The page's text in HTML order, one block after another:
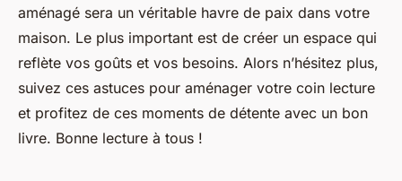
aménagé sera un véritable havre de paix dans votre
maison. Le plus important est de créer un espace qui
reflète vos goûts et vos besoins. Alors n’hésitez plus,
suivez ces astuces pour aménager votre coin lecture
et profitez de ces moments de détente avec un bon
livre. Bonne lecture à tous !